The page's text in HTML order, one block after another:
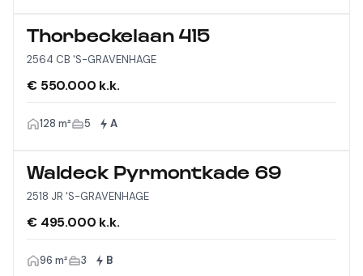
Thorbeckelaan 415
2564 CB 'S-GRAVENHAGE
€ 550.000 k.k.
128 m² 5 A
Waldeck Pyrmontkade 69
2518 JR 'S-GRAVENHAGE
€ 495.000 k.k.
96 m² 3 B